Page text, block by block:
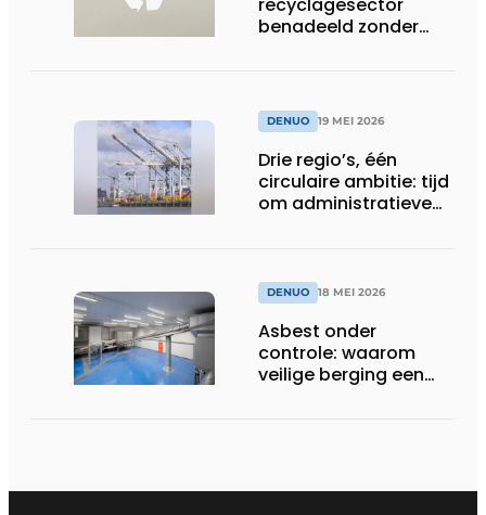
benadeeld zonder
plasticafvalexport
DENUO 19 MEI 2026
Drie regio’s, één
circulaire ambitie: tijd
om administratieve
DENUO 18 MEI 2026
Asbest onder
controle: waarom
veilige berging een